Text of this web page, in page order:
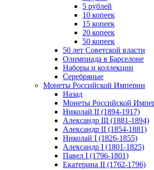
5 рублей
10 копеек
15 копеек
20 копеек
50 копеек
50 лет Советской власти
Олимпиада в Барселоне
Наборы и коллекции
Серебряные
Монеты Российской Империи
Назад
Монеты Российской
Николай II (1894-1917)
Александр III (1881-1894)
Александр II (1854-1881)
Николай I (1826-1855)
Александр I (1801-1825)
Павел I (1796-1801)
Екатерина II (1762-1796)